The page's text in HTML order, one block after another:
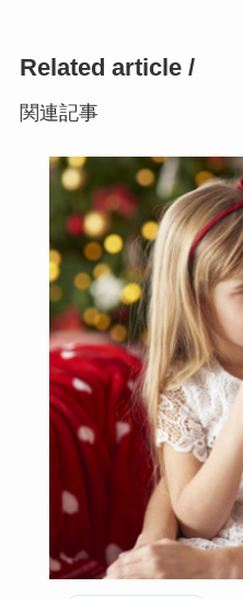
Related article /
関連記事